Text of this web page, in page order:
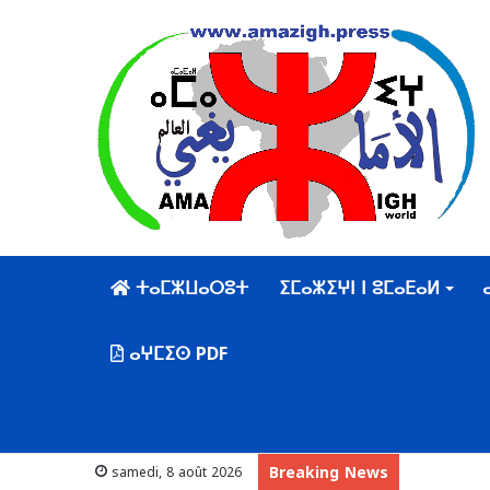
ⵜⴰⵎⵣⵡⴰⵔⵓⵜ ⵉⵎⴰⵣⵉⵖⵏ ⵏ ⵓⵎⴰⴹⴰⵍ
ⴰⵖⵎⵉⵙ PDF
samedi, 8 août 2026 Breaking News